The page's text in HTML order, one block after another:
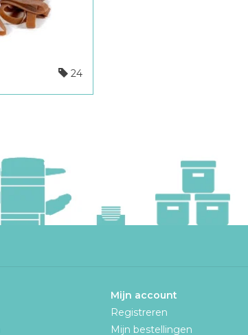
24
Mijn account
Registreren
Mijn bestellingen